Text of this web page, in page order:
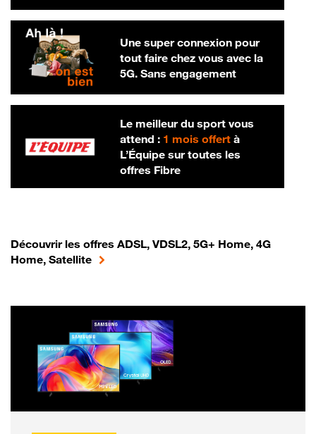
Une super connexion pour
tout faire chez vous avec la
5G. Sans engagement
Le meilleur du sport vous
attend : 1 mois offertà
L’Équipe sur toutes les
offres Fibre
Découvrir les offres ADSL, VDSL2, 5G+ Home, 4G
Home, Satellite